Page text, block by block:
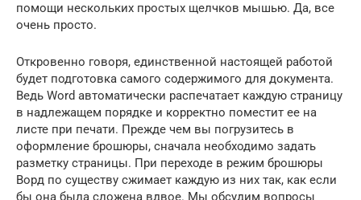
помощи нескольких простых щелчков мышью. Да, все
очень просто.
Откровенно говоря, единственной настоящей работой
будет подготовка самого содержимого для документа.
Ведь Word автоматически распечатает каждую страницу
в надлежащем порядке и корректно поместит ее на
листе при печати. Прежде чем вы погрузитесь в
оформление брошюры, сначала необходимо задать
разметку страницы. При переходе в режим брошюры
Ворд по существу сжимает каждую из них так, как если
бы она была сложена вдвое. Мы обсудим вопросы